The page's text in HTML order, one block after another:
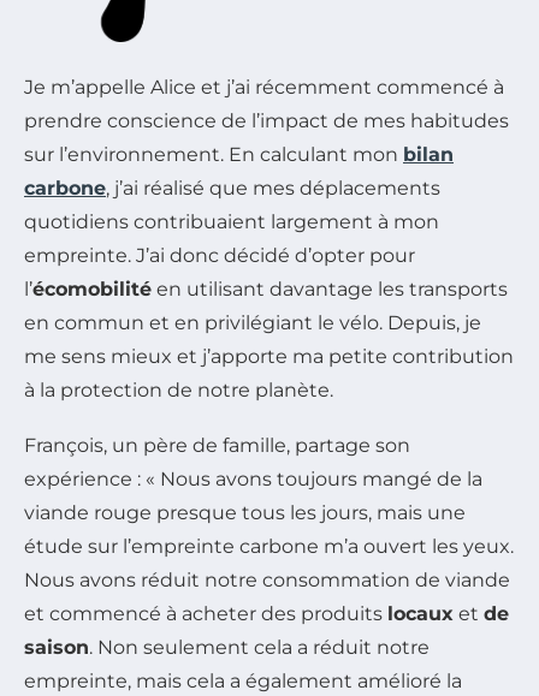
Je m’appelle Alice et j’ai récemment commencé à
prendre conscience de l’impact de mes habitudes
sur l’environnement. En calculant mon bilan
carbone, j’ai réalisé que mes déplacements
quotidiens contribuaient largement à mon
empreinte. J’ai donc décidé d’opter pour
l’écomobilité en utilisant davantage les transports
en commun et en privilégiant le vélo. Depuis, je
me sens mieux et j’apporte ma petite contribution
à la protection de notre planète.
François, un père de famille, partage son
expérience : « Nous avons toujours mangé de la
viande rouge presque tous les jours, mais une
étude sur l’empreinte carbone m’a ouvert les yeux.
Nous avons réduit notre consommation de viande
et commencé à acheter des produits locaux et de
saison. Non seulement cela a réduit notre
empreinte, mais cela a également amélioré la